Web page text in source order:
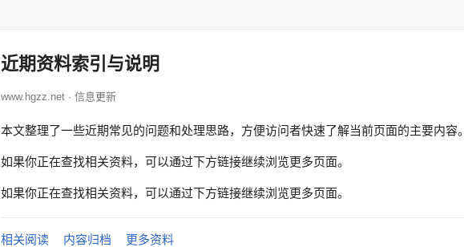
近期资料索引与说明
www.hgzz.net · 信息更新
本文整理了一些近期常见的问题和处理思路，方便访问者快速了解当前页面的主要内容。
如果你正在查找相关资料，可以通过下方链接继续浏览更多页面。
如果你正在查找相关资料，可以通过下方链接继续浏览更多页面。
相关阅读 内容归档 更多资料